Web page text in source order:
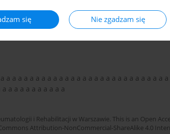
się Nie zgadzam się
a a a a a a a a a a a a a a a a a a a a a a a a a a a
a a a a a a a a a a
i Rehabilitacji w Warszawie. This is an Open
Attribution-NonCommercial-ShareAlike 4.0